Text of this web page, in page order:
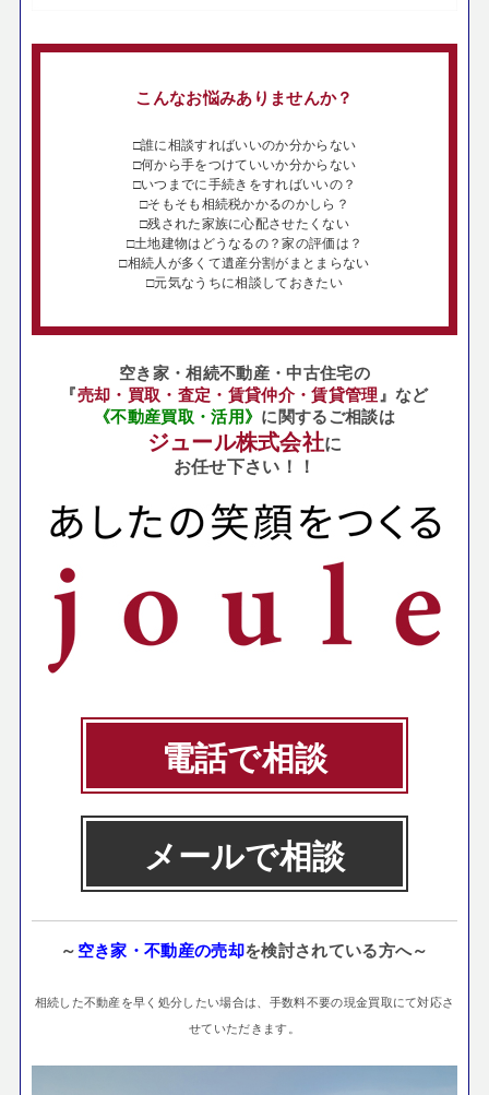
こんなお悩みありませんか？
□誰に相談すればいいのか分からない
□何から手をつけていいか分からない
□いつまでに手続きをすればいいの？
□そもそも相続税かかるのかしら？
□残された家族に心配させたくない
□土地建物はどうなるの？家の評価は？
□相続人が多くて遺産分割がまとまらない
□元気なうちに相談しておきたい
空き家・相続不動産・中古住宅の
『売却・買取・査定・賃貸仲介・賃貸管理』など
《不動産買取・活用》 に関するご相談は
ジュール株式会社に
お任せ下さい！！
電話で相談
メールで相談
～空き家・不動産の売却を検討されている方へ～
相続した不動産を早く処分したい場合は、手数料不要の現金買取にて対応さ
せていただきます。